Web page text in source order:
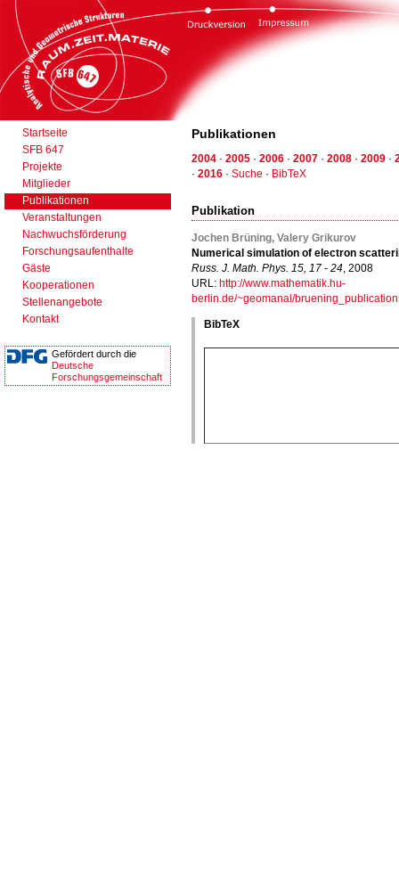
Startseite
SFB 647
Projekte
Mitglieder
Publikationen
Veranstaltungen
Nachwuchsförderung
Forschungsaufenthalte
Gäste
Kooperationen
Stellenangebote
Kontakt
Gefördert durch die
Deutsche
Forschungsgemeinschaft
Publikationen
2004 · 2005 · 2006 · 2007 · 2008 · 2009 ·
· 2016 · Suche · BibTeX
Publikation
Jochen Brüning, Valery Grikurov
Numerical simulation of electron
Russ. J. Math. Phys. 15, 17 - 24, 2008
URL: http://www.mathematik.hu-
berlin.de/~geomanal/
BibTeX